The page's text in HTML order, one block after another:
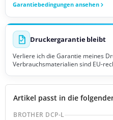
Garantiebedingungen ansehen
Druckergarantie bleibt
Verliere ich die Garantie meines
Verbrauchsmaterialien sind EU-
Artikel passt in die
BROTHER DCP-L